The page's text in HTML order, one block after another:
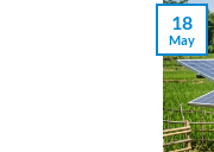
18
May